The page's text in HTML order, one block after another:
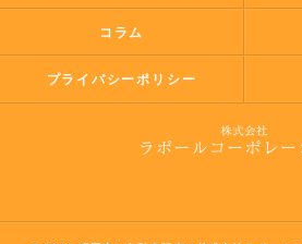
コラム
プライバシーポリシー